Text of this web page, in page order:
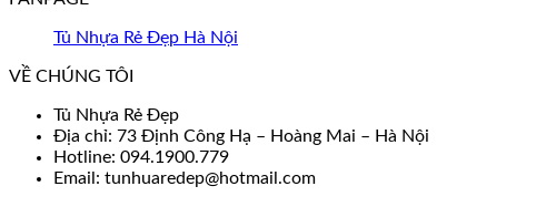
Tủ Nhựa Rẻ Đẹp Hà Nội
VỀ CHÚNG TÔI
Tủ Nhựa Rẻ Đẹp
Địa chỉ: 73 Định Công Hạ – Hoàng Mai – Hà Nội
Hotline: 094.1900.779
Email: tunhuaredep@hotmail.com